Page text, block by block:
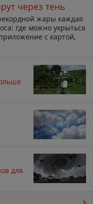
через тень
жары каждая
где можно укрыться
с картой,
для